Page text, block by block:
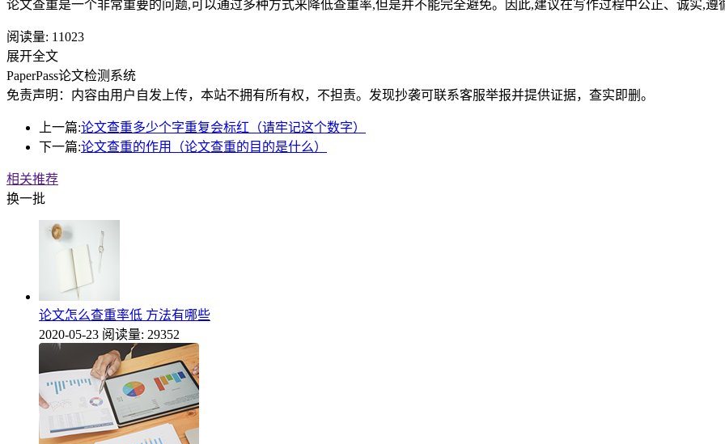
论文查重是一个非常重要的问题,可以通过多种方式来降低查重率,但是并不能完全避免。因此,建议在写作过程中公正、诚实,遵
阅读量: 11023
展开全文
PaperPass论文检测系统
免责声明：内容由用户自发上传，本站不拥有所有权，不担责。发现抄袭可联系客服举报并提供证据，查实即删。
上一篇:论文查重多少个字重复会标红（请牢记这个数字）
下一篇:论文查重的作用（论文查重的目的是什么）
相关推荐
换一批
论文怎么查重率低 方法有哪些
2020-05-23 阅读量: 29352